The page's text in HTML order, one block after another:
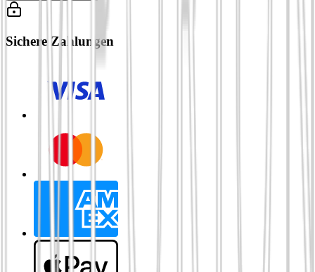
Sichere Zahlungen